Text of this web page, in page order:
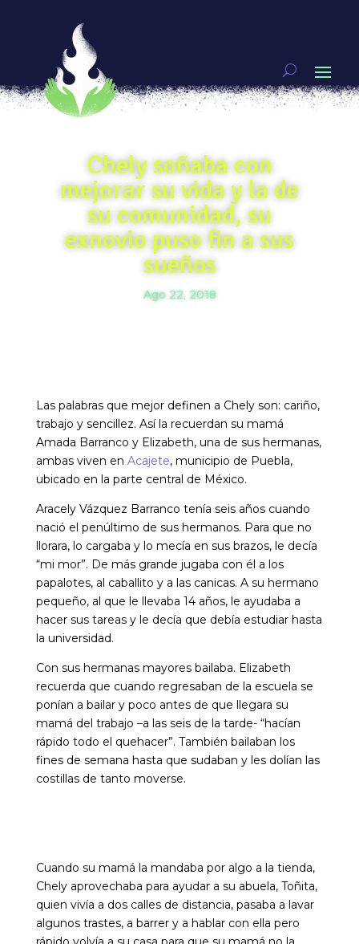
Chely soñaba con
mejorar su vida y la de
su comunidad, su
exnovio puso fin a sus
sueños
Ago 22, 2018
Las palabras que mejor definen a Chely son: cariño,
trabajo y sencillez. Así la recuerdan su mamá
Amada Barranco y Elizabeth, una de sus hermanas,
ambas viven en Acajete, municipio de Puebla,
ubicado en la parte central de México.
Aracely Vázquez Barranco tenía seis años cuando
nació el penúltimo de sus hermanos. Para que no
llorara, lo cargaba y lo mecía en sus brazos, le decía
“mi mor”. De más grande jugaba con él a los
papalotes, al caballito y a las canicas. A su hermano
pequeño, al que le llevaba 14 años, le ayudaba a
hacer sus tareas y le decía que debía estudiar hasta
la universidad.
Con sus hermanas mayores bailaba. Elizabeth
recuerda que cuando regresaban de la escuela se
ponían a bailar y poco antes de que llegara su
mamá del trabajo –a las seis de la tarde- “hacían
rápido todo el quehacer”. También bailaban los
fines de semana hasta que sudaban y les dolían las
costillas de tanto moverse.
Cuando su mamá la mandaba por algo a la tienda,
Chely aprovechaba para ayudar a su abuela, Toñita,
quien vivía a dos calles de distancia, pasaba a lavar
algunos trastes, a barrer y a hablar con ella pero